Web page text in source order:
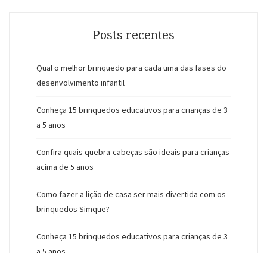
Posts recentes
Qual o melhor brinquedo para cada uma das fases do
desenvolvimento infantil
Conheça 15 brinquedos educativos para crianças de 3
a 5 anos
Confira quais quebra-cabeças são ideais para crianças
acima de 5 anos
Como fazer a lição de casa ser mais divertida com os
brinquedos Simque?
Conheça 15 brinquedos educativos para crianças de 3